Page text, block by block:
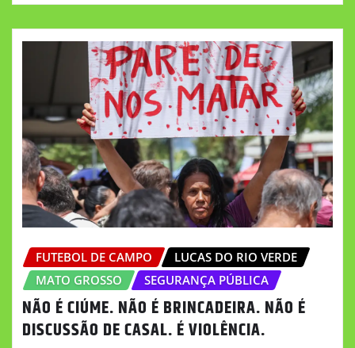
FUTEBOL DE CAMPO
LUCAS DO RIO VERDE
MATO GROSSO
SEGURANÇA PÚBLICA
NÃO É CIÚME. NÃO É BRINCADEIRA. NÃO É
DISCUSSÃO DE CASAL. É VIOLÊNCIA.